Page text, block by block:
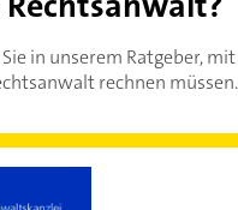
in unserem Ratgeber,
rechnen müssen.